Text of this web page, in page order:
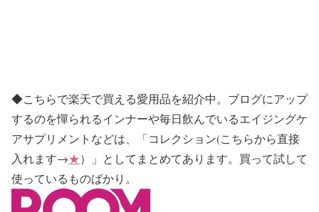
◆こちらで楽天で買える愛用品を紹介中。ブログにアップ
するのを憚られるインナーや毎日飲んでいるエイジングケ
アサプリメントなどは、「コレクション(こちらから直接
入れます→★）」としてまとめてあります。買って試して
使っているものばかり。